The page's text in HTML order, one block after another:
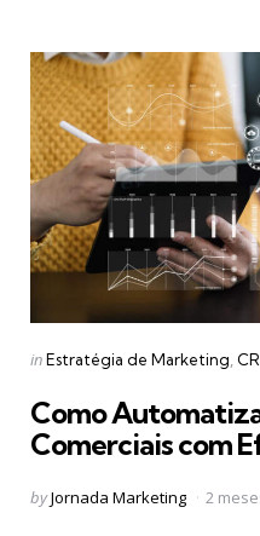
Categories
Posted
inEstratégia de Marketing
Como
Comerciais com
Posted
byJornada Marketing 2